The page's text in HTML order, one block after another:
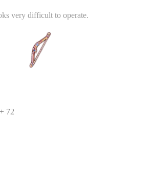
very difficult to operate.
72